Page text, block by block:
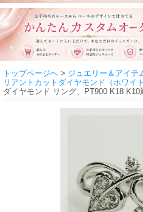
トップページへ > ジュエリー＆アイテ
リアントカットダイヤモンド（ホワイト
ダイヤモンド リング、PT900 K18